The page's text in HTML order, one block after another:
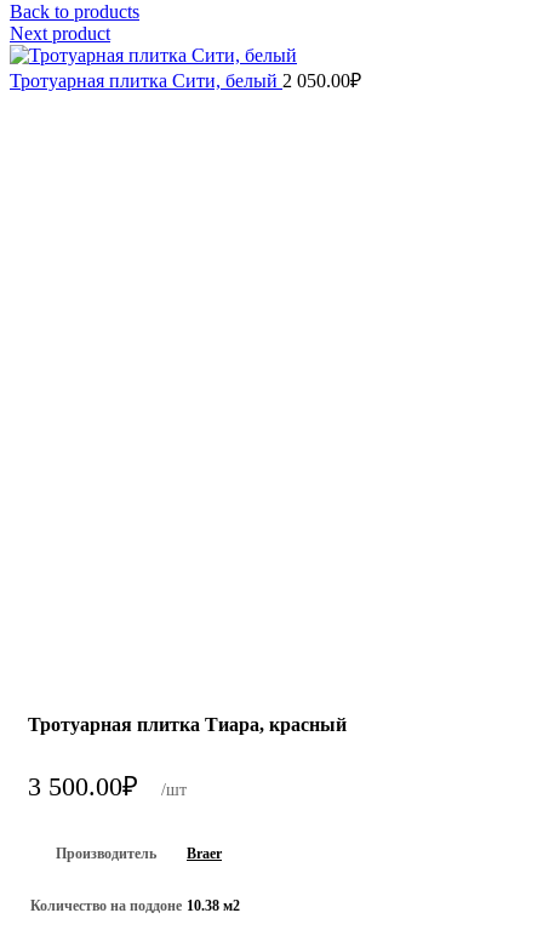
Back to products
Next product
Тротуарная плитка Сити, белый 2 050.00₽
Тротуарная плитка Тиара, красный
3 500.00₽ /шт
Производитель Braer
Количество на поддоне 10.38 м2